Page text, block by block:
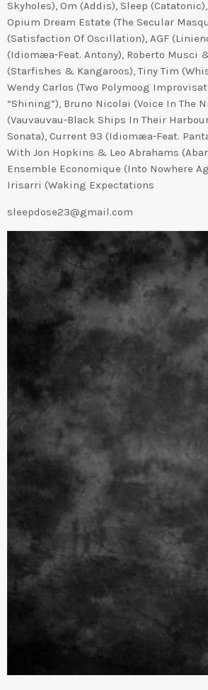
Skyholes), Om (Addis), Sleep
Opium Dream Estate (The Secular
(Satisfaction Of Oscillation), AGF
(Idiomæa-Feat. Antony), Roberto Musci
(Starfishes & Kangaroos), Tiny Tim
Wendy Carlos (Two Polymoog
“Shining”), Bruno Nicolai (Voice In The
(Vauvauvau-Black Ships In Their
Sonata), Current 93 (Idiomæa-Feat.
With Jon Hopkins & Leo Abrahams
Ensemble Economique (Into Nowhere
Irisarri (Waking Expectations
sleepdose23@gmail.com